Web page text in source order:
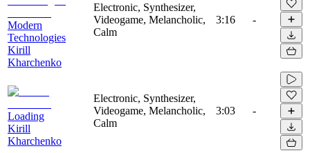
Modern
Technologies
Kirill
Kharchenko
Electronic, Synthesizer,
Videogame, Melancholic,
Calm
3:16 -
Loading
Kirill
Kharchenko
Electronic, Synthesizer,
Videogame, Melancholic,
Calm
3:03 -